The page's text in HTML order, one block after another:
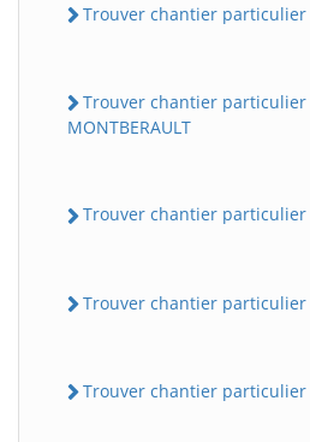
Trouver chantier particulier
Trouver chantier particulier
MONTBERAULT
Trouver chantier particulier
Trouver chantier particulier
Trouver chantier particulier